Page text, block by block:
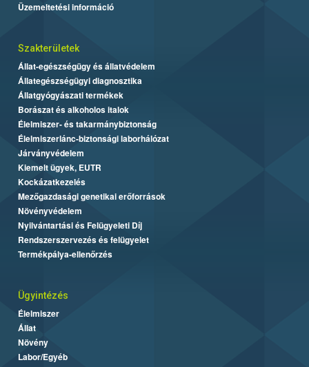
Üzemeltetési információ
Szakterületek
Állat-egészségügy és állatvédelem
Állategészségügyi diagnosztika
Állatgyógyászati termékek
Borászat és alkoholos italok
Élelmiszer- és takarmánybiztonság
Élelmiszerlánc-biztonsági laborhálózat
Járványvédelem
Kiemelt ügyek, EUTR
Kockázatkezelés
Mezőgazdasági genetikai erőforrások
Növényvédelem
Nyilvántartási és Felügyeleti Díj
Rendszerszervezés és felügyelet
Termékpálya-ellenőrzés
Ügyintézés
Élelmiszer
Állat
Növény
Labor/Egyéb